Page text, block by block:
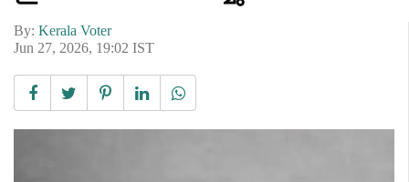
By: Kerala Voter
Jun 27, 2026, 19:02 IST